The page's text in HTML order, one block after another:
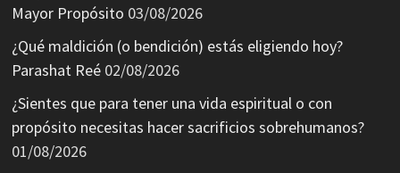
Mayor Propósito 03/08/2026
¿Qué maldición (o bendición) estás eligiendo hoy?
Parashat Reé 02/08/2026
¿Sientes que para tener una vida espiritual o con
propósito necesitas hacer sacrificios sobrehumanos?
01/08/2026